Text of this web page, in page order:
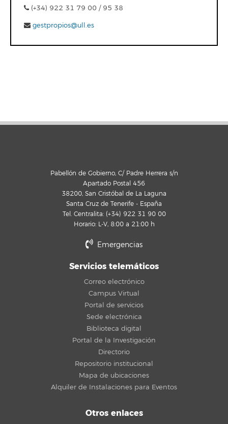
(+34) 922 31 79 00 / 95 38
gestpropios@ull.es
Pabellón de Gobierno, C/ Padre Herrera s/n
Apartado Postal 456
38200, San Cristóbal de La Laguna
Santa Cruz de Tenerife - España
Tel. Centralita: (+34) 922 31 90 00
Horario: L-V, 8:00 a 21:00 h
Emergencias
Servicios telemáticos
Correo electrónico
Campus Virtual
Portal de servicios
Sede electrónica
Biblioteca digital
Portal de la Investigación
Directorio
Repositorio institucional
Mapa de ubicaciones
Alquiler de Instalaciones para Eventos
Otros enlaces